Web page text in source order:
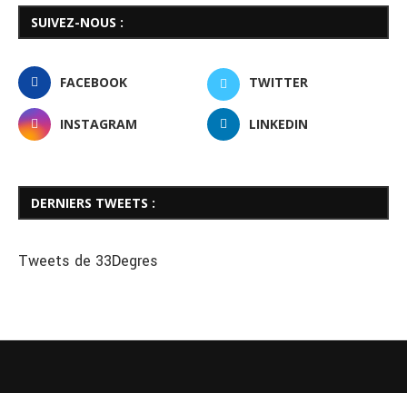
SUIVEZ-NOUS :
FACEBOOK TWITTER
INSTAGRAM LINKEDIN
DERNIERS TWEETS :
Tweets de 33Degres